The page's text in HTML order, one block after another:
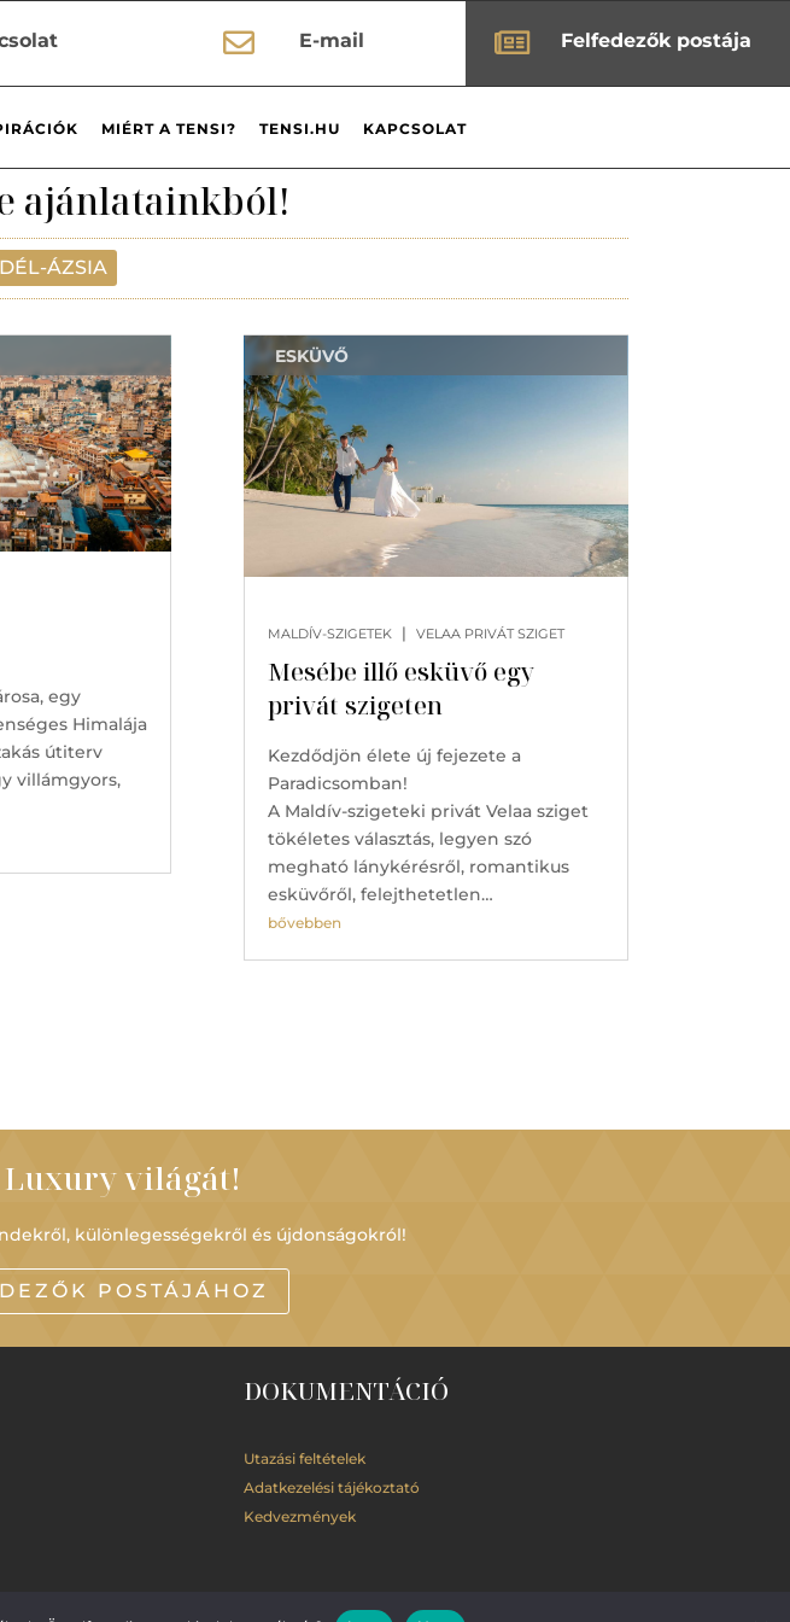
 Felfedezők postája
 E-mail
MIÉRT A TENSI? TENSI.HU KAPCSOLAT
ajánlatainkból!
DÉL-ÁZSIA
egy
Himalája
útiterv
villámgyors,
Mesébe illő esküvő egy
privát szigeten
MALDÍV-SZIGETEK | VELAA PRIVÁT SZIGET
ESKÜVŐ
Kezdődjön élete új fejezete a
Paradicsomban!
A Maldív-szigeteki privát Velaa sziget
tökéletes választás, legyen szó
megható lánykérésről, romantikus
esküvőről, felejthetetlen…
bővebben
Luxury világát!
különlegességekről és újdonságokról!
POSTÁJÁHOZ
DOKUMENTÁCIÓ
Utazási feltételek
Adatkezelési tájékoztató
Kedvezmények